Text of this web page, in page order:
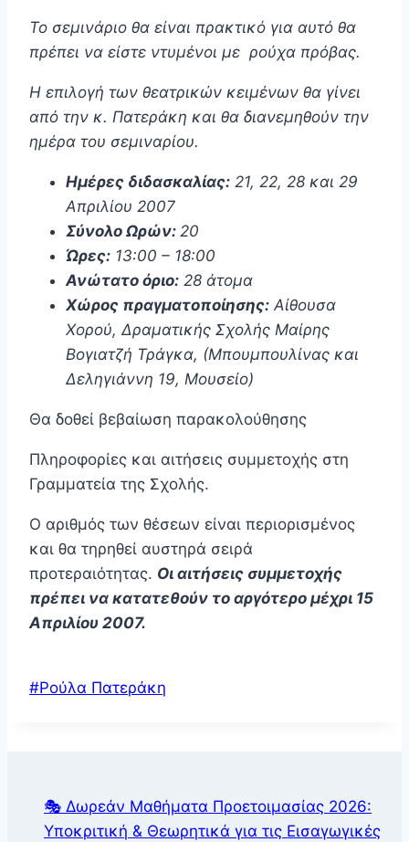
Το σεμινάριο θα είναι πρακτικό για αυτό θα
πρέπει να είστε ντυμένοι με ρούχα πρόβας.
Η επιλογή των θεατρικών κειμένων θα γίνει
από την κ. Πατεράκη και θα διανεμηθούν την
ημέρα του σεμιναρίου.
Ημέρες διδασκαλίας: 21, 22, 28 και 29
Απριλίου 2007
Σύνολο Ωρών: 20
Ώρες: 13:00 – 18:00
Ανώτατο όριο: 28 άτομα
Χώρος πραγματοποίησης: Αίθουσα
Χορού, Δραματικής Σχολής Μαίρης
Βογιατζή Τράγκα, (Μπουμπουλίνας και
Δεληγιάννη 19, Μουσείο)
Θα δοθεί βεβαίωση παρακολούθησης
Πληροφορίες και αιτήσεις συμμετοχής στη
Γραμματεία της Σχολής.
Ο αριθμός των θέσεων είναι περιορισμένος
και θα τηρηθεί αυστηρά σειρά
προτεραιότητας. Οι αιτήσεις συμμετοχής
πρέπει να κατατεθούν το αργότερο μέχρι 15
Απριλίου 2007.
Post
#Ρούλα Πατεράκη
🎭 Δωρεάν Μαθήματα Προετοιμασίας 2026:
Υποκριτική & Θεωρητικά για τις Εισαγωγικές